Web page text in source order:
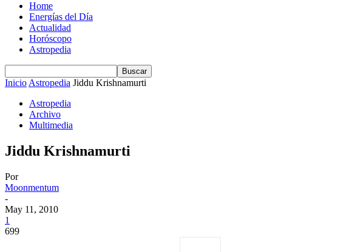
Home
Energías del Día
Actualidad
Horóscopo
Astropedia
Inicio Astropedia Jiddu Krishnamurti
Astropedia
Archivo
Multimedia
Jiddu Krishnamurti
Por
Moonmentum
-
May 11, 2010
1
699